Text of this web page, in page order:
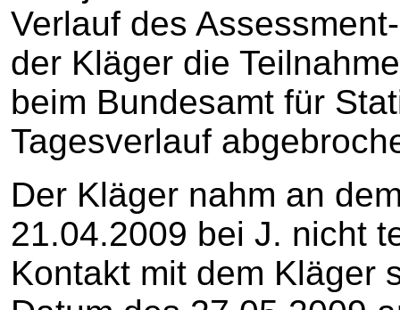
Verlauf des
der Kläger die
beim Bundesamt für
Tagesverlauf
Der Kläger nahm an
21.04.2009 bei J. nicht
Kontakt mit dem Kläger